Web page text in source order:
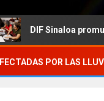
promueve
POR LAS